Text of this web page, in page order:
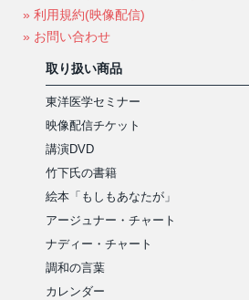
» 利用規約(映像配信)
» お問い合わせ
取り扱い商品
東洋医学セミナー
映像配信チケット
講演DVD
竹下氏の書籍
絵本「もしもあなたが」
アージュナー・チャート
ナディー・チャート
調和の言葉
カレンダー